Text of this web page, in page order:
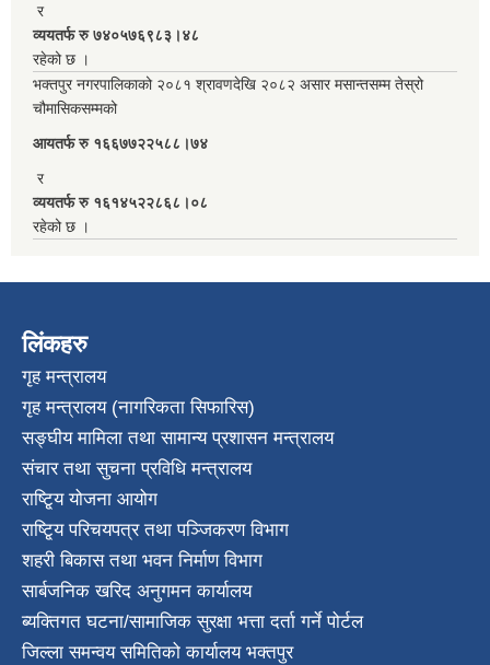
र
व्ययतर्फ रु ७४०५७६९८३।४८
रहेको छ ।
भक्तपुर नगरपालिकाको २०८१ श्रावणदेखि २०८२ असार मसान्तसम्म तेस्रो
चौमासिकसम्मको
आयतर्फ रु‌ १६६७७२२५८८।७४
र
व्ययतर्फ रु १६१४५२२८६८।०८
रहेको छ ।
लिंकहरु
गृह मन्त्रालय
गृह मन्त्रालय (नागरिकता सिफारिस)
सङ्घीय मामिला तथा सामान्य प्रशासन मन्त्रालय
संचार तथा सुचना प्रविधि मन्त्रालय
राष्टि्ृय योजना आयोग
राष्टि्ृय परिचयपत्र तथा पञ्जिकरण विभाग
शहरी बिकास तथा भवन निर्माण विभाग
सार्बजनिक खरिद अनुगमन कार्यालय
ब्यक्तिगत घटना/सामाजिक सुरक्षा भत्ता दर्ता गर्ने पोर्टल
जिल्ला समन्वय समितिको कार्यालय भक्तपुर